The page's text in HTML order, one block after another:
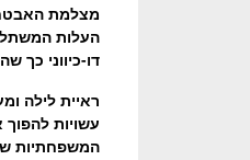
דו-כיווני
ראיית לילה
עשויות
המשפחתיות